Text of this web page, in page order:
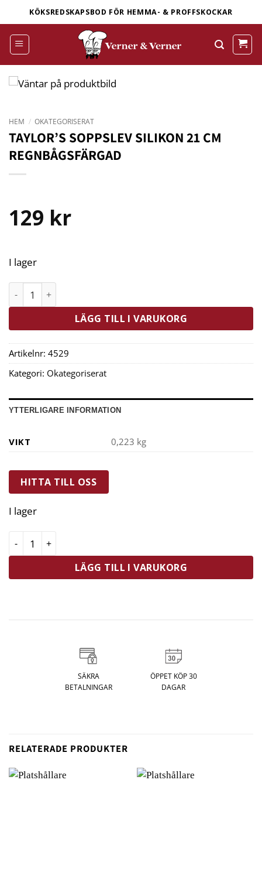
to
content
KÖKSREDSKAPSBOD FÖR HEMMA- & PROFFSKOCKAR
HEM / OKATEGORISERAT
TAYLOR’S SOPPSLEV SILIKON 21 CM
REGNBÅGSFÄRGAD
129 kr
I lager
LÄGG TILL I VARUKORG
Artikelnr: 4529
Kategori: Okategoriserat
YTTERLIGARE INFORMATION
VIKT 0,223 kg
HITTA TILL OSS
I lager
LÄGG TILL I VARUKORG
SÄKRA
BETALNINGAR
ÖPPET KÖP 30
DAGAR
RELATERADE PRODUKTER